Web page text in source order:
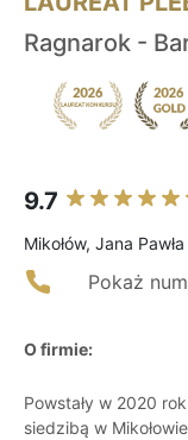
Ragnarok -
9.7
Mikołów, Jana
Pokaż
O firmie:
Powstały w 2020
siedzibą w